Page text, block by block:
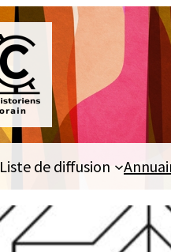
Liste de diffusion